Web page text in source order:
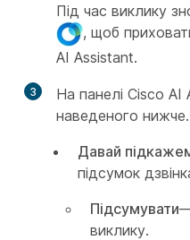
Під час виклику
, щоб
AI Assistant.
3
На панелі Cisco AI
наведеного нижче.
Давай
підсумок
Підсумувати
виклику.